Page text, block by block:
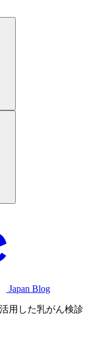
Japan Blog
用した乳がん検診